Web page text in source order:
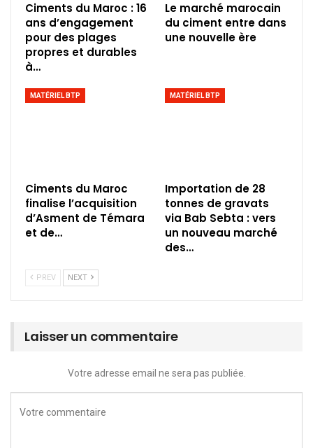
Ciments du Maroc : 16
ans d’engagement
pour des plages
propres et durables
à…
Le marché marocain
du ciment entre dans
une nouvelle ère
MATÉRIEL BTP
Ciments du Maroc
finalise l’acquisition
d’Asment de Témara
et de…
MATÉRIEL BTP
Importation de 28
tonnes de gravats
via Bab Sebta : vers
un nouveau marché
des…
PREV NEXT
Laisser un commentaire
Votre adresse email ne sera pas publiée.